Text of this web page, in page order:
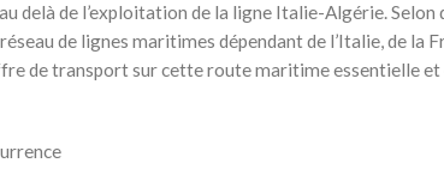
delà de l’exploitation de la ligne Italie-Algérie. Selon
de lignes maritimes dépendant de l’Italie, de la
de transport sur cette route maritime essentielle